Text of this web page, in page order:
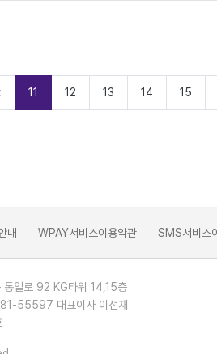
11 12 13 14 15
내 WPAY서비스이용약관 SMS서비스
통일로 92 KG타워 14,15층
55597 대표이사 이선재